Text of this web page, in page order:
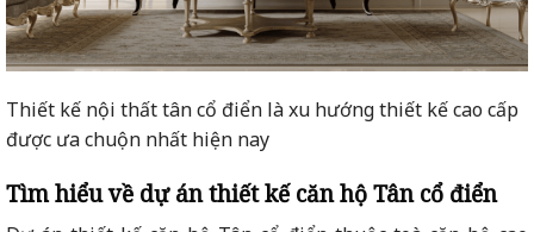
Thiết kế nội thất tân cổ điển là xu hướng thiết kế cao cấp
được ưa chuộn nhất hiện nay
Tìm hiểu về dự án thiết kế căn hộ Tân cổ điển